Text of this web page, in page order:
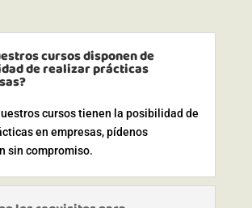
cursos disponen de
de realizar prácticas
cursos tienen la posibilidad de
en empresas, pídenos
sin compromiso.